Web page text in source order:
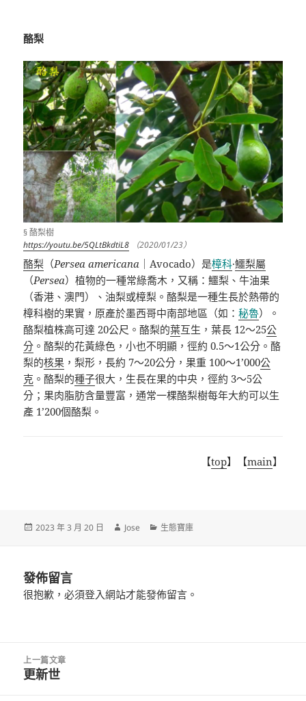
酪梨
§ 酪梨樹
https://youtu.be/5QLtBkdtiL8 （2020/01/23）
酪梨 （Persea americana ｜Avocado）是樟科·鱷梨屬
（Persea）植物的一種常綠喬木，又稱：鱷梨、牛油果
（香港、澳門）、油梨或樟梨。酪梨是一種生長於熱帶的
樟科樹的果實，原產於墨西哥中南部地區（如：秘魯）。
酪梨植株高可達 20公尺。酪梨的葉互生，葉長 12～25公
分 。酪梨的花黃綠色，小也不明顯，徑約 0.5～1公分。酪
梨的核果 ，梨形，長約 7～20公分，果重 100～1’000公
克 。酪梨的種子很大，生長在果的中央，徑約 3～5公
分；果肉脂肪含量豐富，通常一棵酪梨樹每年大約可以生
產 1’200個酪梨。
【top】【main】
發
2023 年 3 月 20 日
作
Jose
分
生態寶庫
發佈留言
很抱歉，必須登入網站才能發佈留言。
上一篇文章
上
更新世